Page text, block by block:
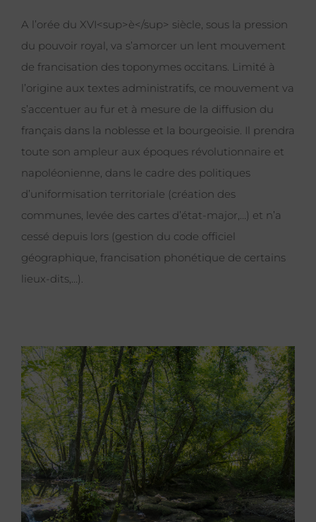
A l’orée du XVI<sup>è</sup> siècle, sous la pression
du pouvoir royal, va s’amorcer un lent mouvement
de francisation des toponymes occitans. Limité à
l’origine aux textes administratifs, ce mouvement va
s’accentuer au fur et à mesure de la diffusion du
français dans la noblesse et la bourgeoisie. Il prendra
toute son ampleur aux époques révolutionnaire et
napoléonienne, dans le cadre des politiques
d’uniformisation territoriale (création des
communes, levée des cartes d’état-major,…) et n’a
cessé depuis lors (gestion du code officiel
géographique, francisation phonétique de certains
lieux-dits,…).